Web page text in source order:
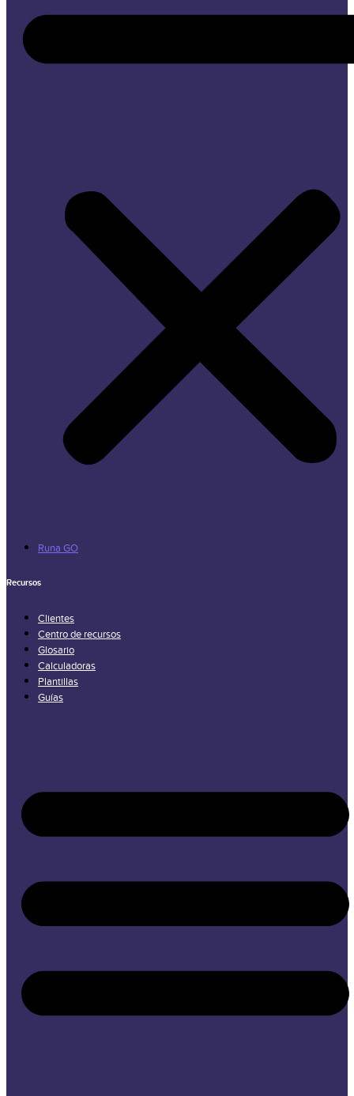
Runa GO
Recursos
Clientes
Centro de recursos
Glosario
Calculadoras
Plantillas
Guías